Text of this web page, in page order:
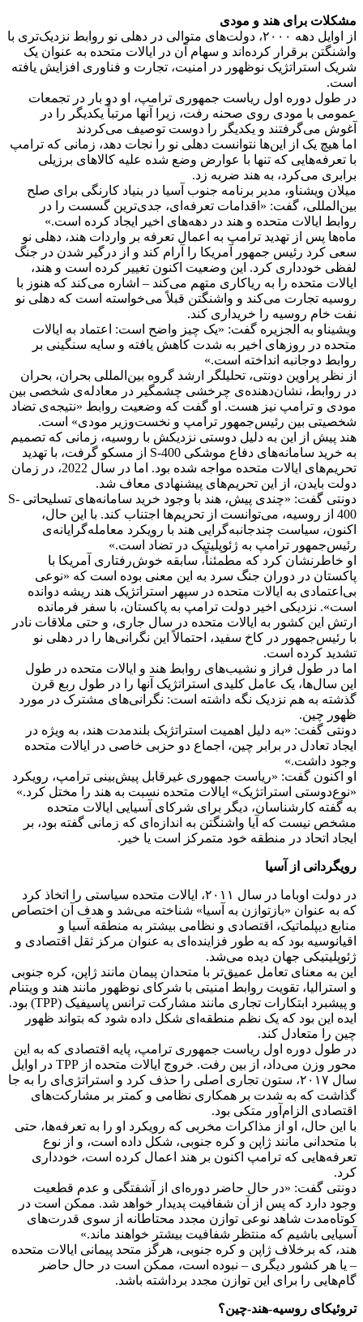
مشکلات برای هند و مودی
از اوایل دهه ۲۰۰۰، دولت‌های متوالی در دهلی نو روابط نزدیک‌تری با
واشنگتن برقرار کرده‌اند و سهام آن در ایالات متحده به عنوان یک
شریک استراتژیک نوظهور در امنیت، تجارت و فناوری افزایش یافته
است.
در طول دوره اول ریاست جمهوری ترامپ، او دو بار در تجمعات
عمومی با مودی روی صحنه رفت، زیرا آنها مرتباً یکدیگر را در
آغوش می‌گرفتند و یکدیگر را دوست توصیف می‌کردند
اما هیچ یک از این‌ها نتوانست دهلی نو را نجات دهد، زمانی که ترامپ
با تعرفه‌هایی که تنها با عوارض وضع شده علیه کالاهای برزیلی
برابری می‌کرد، به هند ضربه زد.
میلان ویشناو، مدیر برنامه جنوب آسیا در بنیاد کارنگی برای صلح
بین‌المللی، گفت: «اقدامات تعرفه‌ای، جدی‌ترین گسست را در
روابط ایالات متحده و هند در دهه‌های اخیر ایجاد کرده است.»
ماه‌ها پس از تهدید ترامپ به اعمال تعرفه بر واردات هند، دهلی نو
سعی کرد رئیس جمهور آمریکا را آرام کند و از درگیر شدن در جنگ
لفظی خودداری کرد. این وضعیت اکنون تغییر کرده است و هند،
ایالات متحده را به ریاکاری متهم می‌کند – اشاره می‌کند که هنوز با
روسیه تجارت می‌کند و واشنگتن قبلاً می‌خواسته است که دهلی نو
نفت خام روسیه را خریداری کند.
ویشیناو به الجزیره گفت: «یک چیز واضح است: اعتماد به ایالات
متحده در روزهای اخیر به شدت کاهش یافته و سایه سنگینی بر
روابط دوجانبه انداخته است.»
از نظر پراوین دونتی، تحلیلگر ارشد گروه بین‌المللی بحران، بحران
در روابط، نشان‌دهنده‌ی چرخشی چشمگیر در معادله‌ی شخصی بین
مودی و ترامپ نیز هست. او گفت که وضعیت روابط «نتیجه‌ی تضاد
شخصیتی بین رئیس‌جمهور ترامپ و نخست‌وزیر مودی» است.
هند پیش از این به دلیل دوستی نزدیکش با روسیه، زمانی که تصمیم
به خرید سامانه‌های دفاع موشکی S-400 از مسکو گرفت، با تهدید
تحریم‌های ایالات متحده مواجه شده بود. اما در سال 2022، در زمان
دولت بایدن، از این تحریم‌های پیشنهادی معاف شد.
دونتی گفت: «چندی پیش، هند با وجود خرید سامانه‌های تسلیحاتی S-
400 از روسیه، می‌توانست از تحریم‌ها اجتناب کند. با این حال،
اکنون، سیاست چندجانبه‌گرایی هند با رویکرد معامله‌گرایانه‌ی
رئیس‌جمهور ترامپ به ژئوپلیتیک در تضاد است.»
او خاطرنشان کرد که مطمئناً، سابقه خوش‌رفتاری آمریکا با
پاکستان در دوران جنگ سرد به این معنی بوده است که «نوعی
بی‌اعتمادی به ایالات متحده در سپهر استراتژیک هند ریشه دوانده
است». نزدیکی اخیر دولت ترامپ به پاکستان، با سفر فرمانده
ارتش این کشور به ایالات متحده در سال جاری، و حتی ملاقات نادر
با رئیس‌جمهور در کاخ سفید، احتمالاً این نگرانی‌ها را در دهلی نو
تشدید کرده است.
اما در طول فراز و نشیب‌های روابط هند و ایالات متحده در طول
این سال‌ها، یک عامل کلیدی استراتژیک آنها را در طول ربع قرن
گذشته به هم نزدیک نگه داشته است: نگرانی‌های مشترک در مورد
ظهور چین.
دونتی گفت: «به دلیل اهمیت استراتژیک بلندمدت هند، به ویژه در
ایجاد تعادل در برابر چین، اجماع دو حزبی خاصی در ایالات متحده
وجود داشت.»
او اکنون گفت: «ریاست جمهوری غیرقابل پیش‌بینی ترامپ، رویکرد
«نوع‌دوستی استراتژیک» ایالات متحده نسبت به هند را مختل کرد.»
به گفته کارشناسان، دیگر برای شرکای آسیایی ایالات متحده
مشخص نیست که آیا واشنگتن به اندازه‌ای که زمانی گفته بود، بر
ایجاد اتحاد در منطقه خود متمرکز است یا خیر.
رویگردانی از آسیا
در دولت اوباما در سال ۲۰۱۱، ایالات متحده سیاستی را اتخاذ کرد
که به عنوان «بازتوازن به آسیا» شناخته می‌شد و هدف آن اختصاص
منابع دیپلماتیک، اقتصادی و نظامی بیشتر به منطقه آسیا و
اقیانوسیه بود که به طور فزاینده‌ای به عنوان مرکز ثقل اقتصادی و
ژئوپلیتیکی جهان دیده می‌شد.
این به معنای تعامل عمیق‌تر با متحدان پیمان مانند ژاپن، کره جنوبی
و استرالیا، تقویت روابط امنیتی با شرکای نوظهور مانند هند و ویتنام
و پیشبرد ابتکارات تجاری مانند مشارکت ترانس پاسیفیک (TPP) بود.
ایده این بود که یک نظم منطقه‌ای شکل داده شود که بتواند ظهور
چین را متعادل کند.
در طول دوره اول ریاست جمهوری ترامپ، پایه اقتصادی که به این
محور وزن می‌داد، از بین رفت. خروج ایالات متحده از TPP در اوایل
سال ۲۰۱۷، ستون تجاری اصلی را حذف کرد و استراتژی‌ای را به جا
گذاشت که به شدت بر همکاری نظامی و کمتر بر مشارکت‌های
اقتصادی الزام‌آور متکی بود.
با این حال، او از مذاکرات مخربی که رویکرد او را به تعرفه‌ها، حتی
با متحدانی مانند ژاپن و کره جنوبی، شکل داده است، و از نوع
تعرفه‌هایی که ترامپ اکنون بر هند اعمال کرده است، خودداری
کرد.
دونتی گفت: «در حال حاضر دوره‌ای از آشفتگی و عدم قطعیت
وجود دارد که پس از آن شفافیت پدیدار خواهد شد. ممکن است در
کوتاه‌مدت شاهد نوعی توازن مجدد محتاطانه از سوی قدرت‌های
آسیایی باشیم که منتظر شفافیت بیشتر خواهند ماند.»
هند، که برخلاف ژاپن و کره جنوبی، هرگز متحد پیمانی ایالات متحده
– یا هر کشور دیگری – نبوده است، ممکن است در حال حاضر
گام‌هایی را برای این توازن مجدد برداشته باشد.
تروئیکای روسیه-هند-چین؟